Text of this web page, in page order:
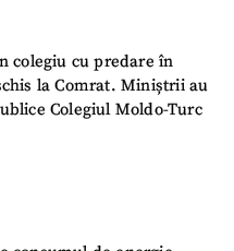
colegiu cu predare în
la Comrat. Miniștrii au
Colegiul Moldo-Turc